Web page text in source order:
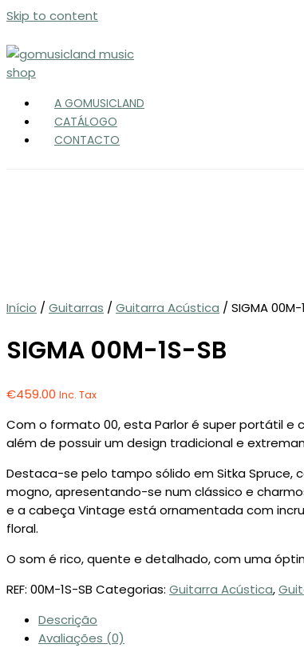
Skip to content
A GOMUSICLAND
CATÁLOGO
CONTACTO
Início / Guitarras / Guitarra Acústica / SIGMA 00M-
SIGMA 00M-1S-SB
€459.00 Inc. Tax
Com o formato 00, esta Parlor é super portátil e
além de possuir um design tradicional e
Destaca-se pelo tampo sólido em Sitka Spruce,
mogno, apresentando-se num clássico e
e a cabeça Vintage está ornamentada com
floral.
O som é rico, quente e detalhado, com uma
REF: 00M-1S-SB Categorias: Guitarra Acústica,
Descrição
Avaliações (0)